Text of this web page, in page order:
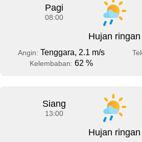
Pagi
08:00
Hujan ringan
Angin: Tenggara, 2.1 m/s
Kelembaban: 62 %
Siang
13:00
Hujan ringan